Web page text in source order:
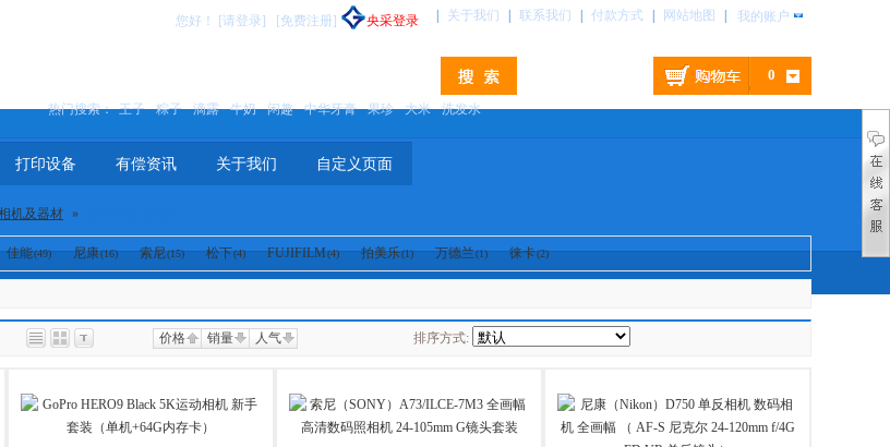
我的账户
关于我们 联系我们 付款方式 网站地图
您好 ！ [请登录] [免费注册] 央采登录
0
热门搜索： 王子 粽子 滴露 牛奶 闲趣 中华牙膏 果珍 大米 洗发水
打印设备 有偿资讯 关于我们 自定义页面
机及器材 »
佳能(49) 尼康(16) 索尼(15) 松下(4) FUJIFILM(4) 拍美乐(1) 万德兰(1) 徕卡(2)
价格 销量 人气 排序方式: